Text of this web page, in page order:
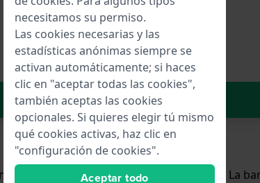
Añadir al carrito
al reloj mediante pasadores de resorte. La
necesitamos su permiso.
Las cookies necesarias y las
estadísticas anónimas siempre se
activan automáticamente; si haces
clic en "aceptar todas las cookies",
también aceptas las cookies
opcionales. Si quieres elegir tú mismo
qué cookies activas, haz clic en
"configuración de cookies".
Aceptar todo